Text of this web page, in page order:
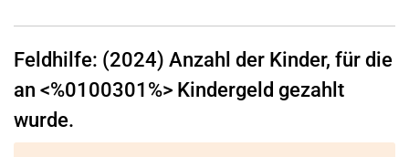
Feldhilfe: (2024) Anzahl der Kinder, für die
an <%0100301%> Kindergeld gezahlt
wurde.